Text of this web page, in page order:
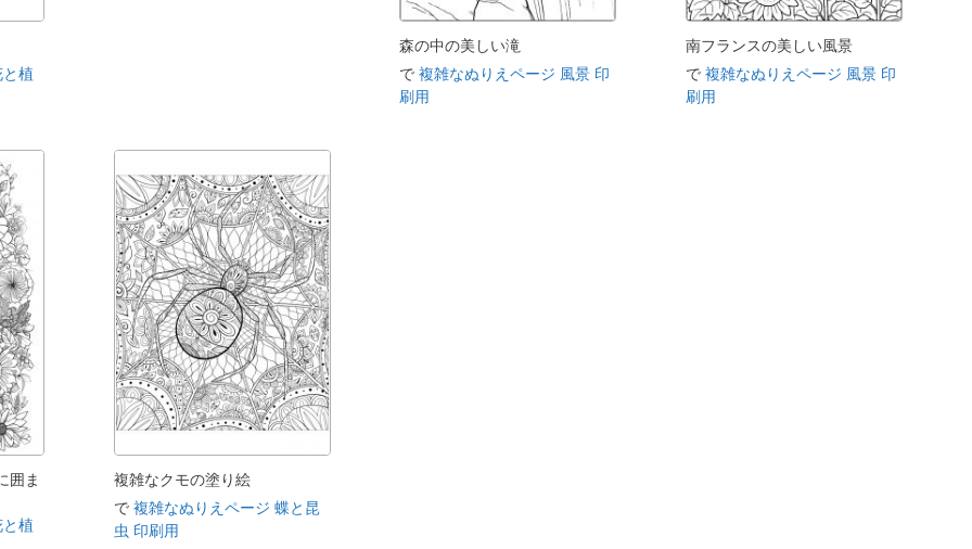
植
森の中の美しい滝
で複雑なぬりえページ 風景 印
刷用
南フランスの美しい風景
で複雑なぬりえページ 風景 印
刷用
囲ま
植
複雑なクモの塗り絵
で 複雑なぬりえページ 蝶と昆
虫 印刷用